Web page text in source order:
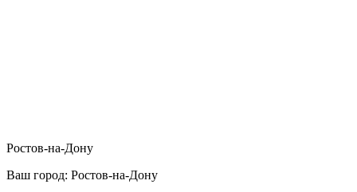
Ростов-на-Дону
Ваш город: Ростов-на-Дону